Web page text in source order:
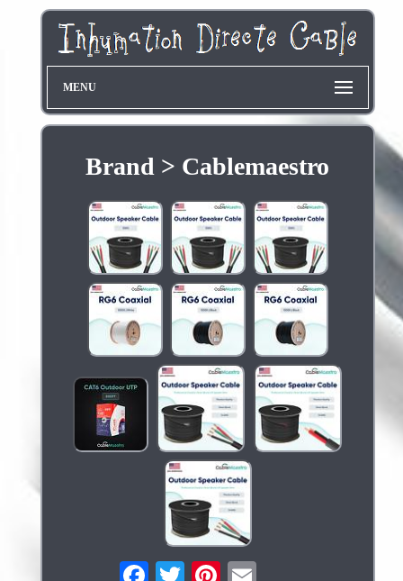
MENU
Brand > Cablemaestro